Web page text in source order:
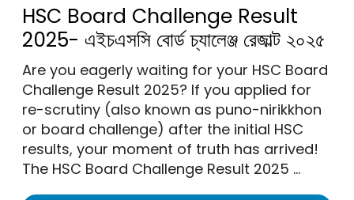
HSC Board Challenge Result
2025- এইচএসসি বোর্ড চ্যালেঞ্জ রেজাল্ট ২০২৫
Are you eagerly waiting for your HSC Board
Challenge Result 2025? If you applied for
re-scrutiny (also known as puno-nirikkhon
or board challenge) after the initial HSC
results, your moment of truth has arrived!
The HSC Board Challenge Result 2025 …